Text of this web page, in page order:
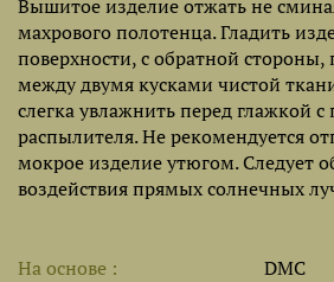
Вышитое изделие отжать не
махрового полотенца. Гладить
поверхности, с обратной
между двумя кусками чистой
слегка увлажнить перед глажкой
распылителя. Не рекомендуется
мокрое изделие утюгом. Следует
воздействия прямых солнечных
На основе
DMC